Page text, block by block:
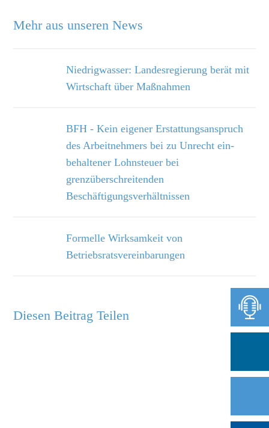
Mehr aus unseren News
Niedrigwasser: Landesregierung berät mit
Wirtschaft über Maßnahmen
BFH - Kein eigener Erstattungsanspruch
des Arbeitnehmers bei zu Unrecht ein­
behaltener Lohnsteuer bei
grenzüberschreitenden
Beschäftigungsverhältnissen
Formelle Wirksamkeit von
Betriebsratsvereinbarungen
Diesen Beitrag Teilen